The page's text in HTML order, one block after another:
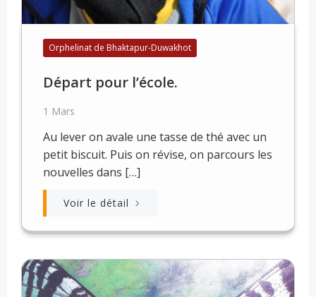
Orphelinat de Bhaktapur-Duwakhot
Départ pour l’école.
1 Mars
Au lever on avale une tasse de thé avec un
petit biscuit. Puis on révise, on parcours les
nouvelles dans […]
Voir le détail